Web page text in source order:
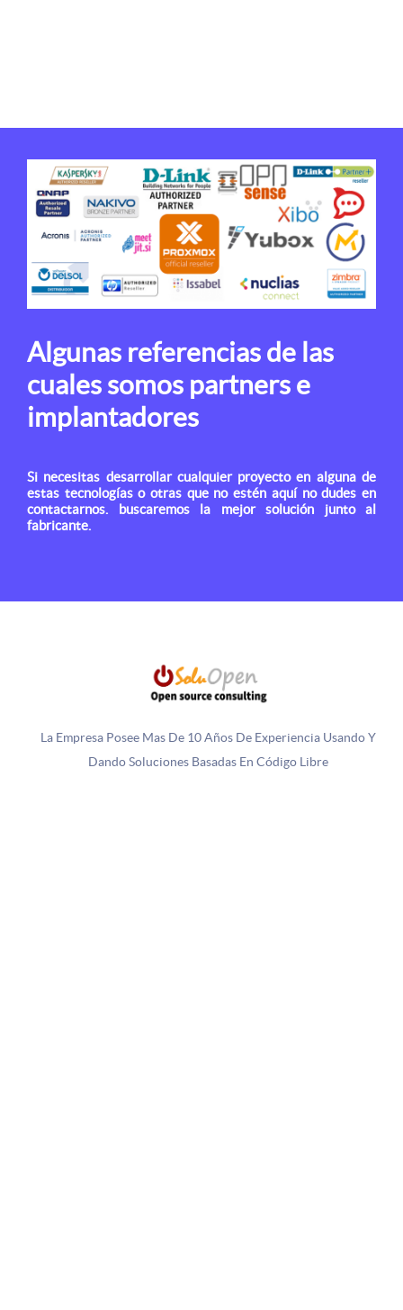
Algunas referencias de las
cuales somos partners e
implantadores
Si necesitas desarrollar cualquier proyecto en alguna de
estas tecnologías o otras que no estén aquí no dudes en
contactarnos. buscaremos la mejor solución junto al
fabricante.
La Empresa Posee Mas De 10 Años De Experiencia Usando Y
Dando Soluciones Basadas En Código Libre
y desarrollado porSoluOpen